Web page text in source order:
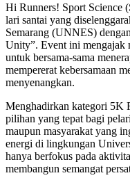
Hi Runners! Sport Science
lari santai yang
Semarang (UNNES)
Unity”. Event ini mengajak
untuk bersama-sama
mempererat kebersamaan
menyenangkan.
Menghadirkan kategori 5K
pilihan yang tepat bagi
maupun masyarakat yang
energi di lingkungan
hanya berfokus pada
membangun semangat